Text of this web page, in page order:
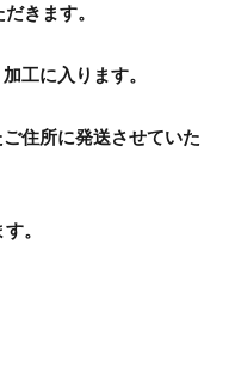
きます。
工に入ります。
住所に発送させていた
。